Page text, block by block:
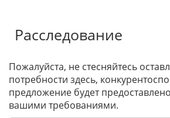
Расследование
Пожалуйста, не стесняйтесь
потребности здесь,
предложение будет
вашими требованиями.